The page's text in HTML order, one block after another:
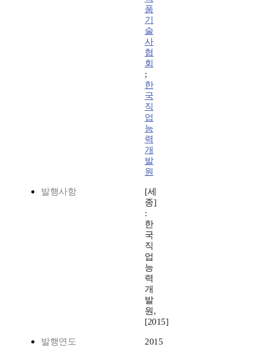
품
기
술
사
협
회
;
한
국
직
업
능
력
개
발
원
발행사항
[세
종]
:
한
국
직
업
능
력
개
발
원,
[2015]
발행연도 2015